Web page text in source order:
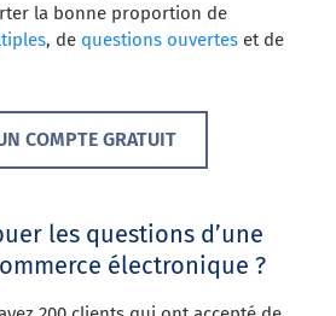
la bonne proportion de
, de questions ouvertes et de
COMPTE GRATUIT
les questions d’une
électronique ?